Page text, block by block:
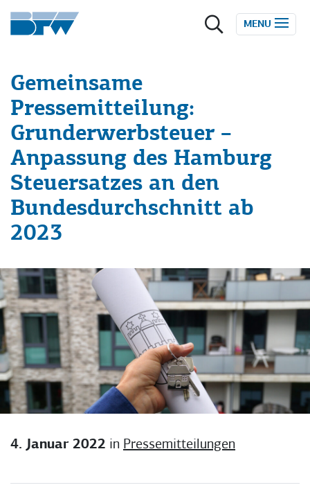
Zum Inhalt springen
MENU
Gemeinsame
Pressemitteilung:
Grunderwerbsteuer –
Anpassung des Hamburg
Steuersatzes an den
Bundesdurchschnitt ab
2023
4. Januar 2022 in Pressemitteilungen